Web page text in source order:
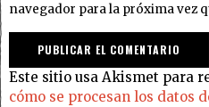
navegador para la próxima vez
Este sitio usa Akismet para
cómo se procesan los datos